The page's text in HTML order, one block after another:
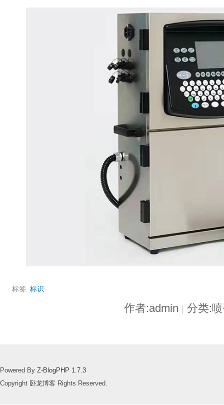
标签:标识
作者:admin | 分类:
Powered By Z-BlogPHP 1.7.3
Copyright 卧龙博客 Rights Reserved.